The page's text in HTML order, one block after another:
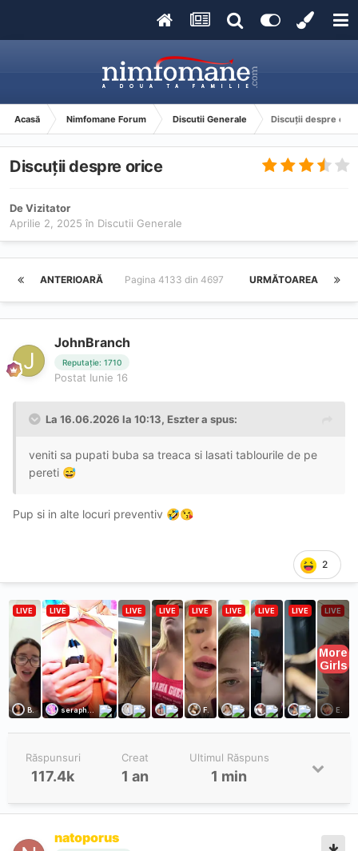
Acasă Nimfomane Forum Discutii Generale Discuții despre
Discuții despre orice
De Vizitator
Aprilie 2, 2025 în Discutii Generale
ANTERIOARĂ URMĂTOAREA
Pagina 4133 din 4697
JohnBranch
Reputație: 1710
Postat Iunie 16
La 16.06.2026 la 10:13, Esztera spus:
veniti sa pupati buba sa treaca si lasati tablourile de pe
pereti 😅
Pup si in alte locuri preventiv 🤣😘
2
Răspunsuri
117.4k
Creat
1 an
Ultimul Răspuns
1 min
natoporus